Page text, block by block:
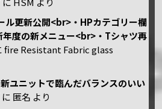
ル更新公開<br>・HPカテゴリー欄
度の新メニュー<br>・Tシャツ再
fire Resistant Fabric glass
ユニットで臨んだバランスのいい
に 匿名 より